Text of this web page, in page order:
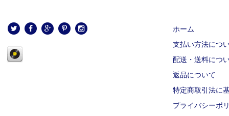
ホーム
支払い方法につ
配送・送料につ
返品について
特定商取引法に
プライバシーポ